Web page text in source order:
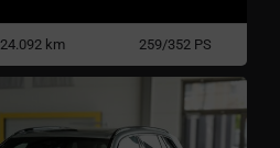
24.092 km 259/352 PS